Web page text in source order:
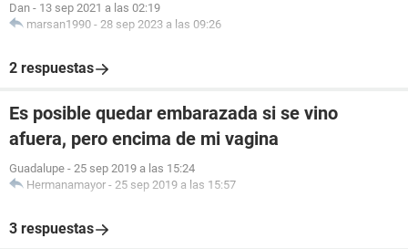
Dan - 13 sep 2021 a las 02:19
marsan1990 - 28 sep 2023 a las 09:26
2 respuestas
Es posible quedar embarazada si se vino
afuera, pero encima de mi vagina
Guadalupe - 25 sep 2019 a las 15:24
Hermanamayor - 25 sep 2019 a las 15:57
3 respuestas